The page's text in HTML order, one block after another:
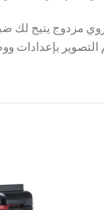
مزدوج يتيح لك